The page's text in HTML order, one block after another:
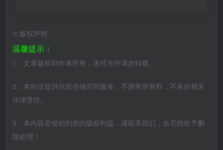
© 版权声明
温馨提示：
1、文章版权归作者所有，未经允许请勿转载。
2、本站仅提供信息存储空间服务，不拥有所有权，不承担相关
法律责任。
3、本内容若侵犯到你的版权利益，请联系我们，会尽快给予删
除处理！